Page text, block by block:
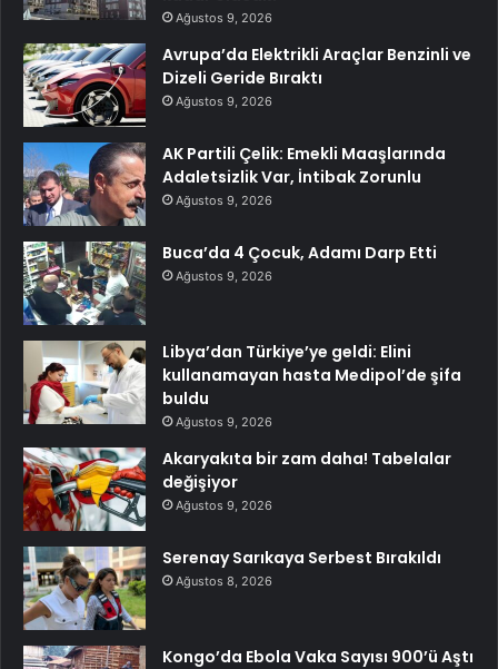
Ağustos 9, 2026
Avrupa’da Elektrikli Araçlar Benzinli ve
Dizeli Geride Bıraktı
Ağustos 9, 2026
AK Partili Çelik: Emekli Maaşlarında
Adaletsizlik Var, İntibak Zorunlu
Ağustos 9, 2026
Buca’da 4 Çocuk, Adamı Darp Etti
Ağustos 9, 2026
Libya’dan Türkiye’ye geldi: Elini
kullanamayan hasta Medipol’de şifa
buldu
Ağustos 9, 2026
Akaryakıta bir zam daha! Tabelalar
değişiyor
Ağustos 9, 2026
Serenay Sarıkaya Serbest Bırakıldı
Ağustos 8, 2026
Kongo’da Ebola Vaka Sayısı 900’ü Aştı